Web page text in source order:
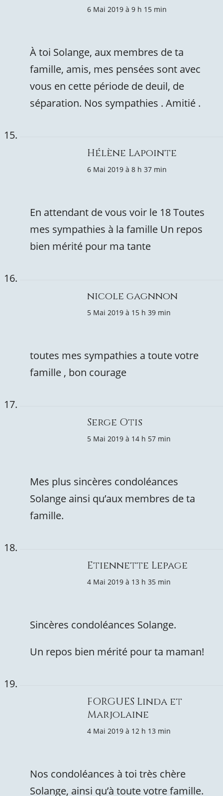
6 Mai 2019 à 9 h 15 min
À toi Solange, aux membres de ta
famille, amis, mes pensées sont avec
vous en cette période de deuil, de
séparation. Nos sympathies . Amitié .
Hélène Lapointe
6 Mai 2019 à 8 h 37 min
En attendant de vous voir le 18 Toutes
mes sympathies à la famille Un repos
bien mérité pour ma tante
nicole gagnnon
5 Mai 2019 à 15 h 39 min
toutes mes sympathies a toute votre
famille , bon courage
Serge Otis
5 Mai 2019 à 14 h 57 min
Mes plus sincères condoléances
Solange ainsi qu’aux membres de ta
famille.
Etiennette Lepage
4 Mai 2019 à 13 h 35 min
Sincères condoléances Solange.
Un repos bien mérité pour ta maman!
FORGUES Linda et
Marjolaine
4 Mai 2019 à 12 h 13 min
Nos condoléances à toi très chère
Solange, ainsi qu’à toute votre famille.